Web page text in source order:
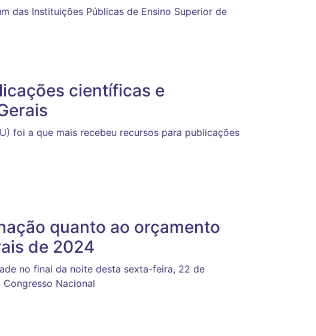
das Instituições Públicas de Ensino Superior de
científicas e
foi a que mais recebeu recursos para publicações
quanto ao orçamento
de 2024
no final da noite desta sexta-feira, 22 de
Nacional